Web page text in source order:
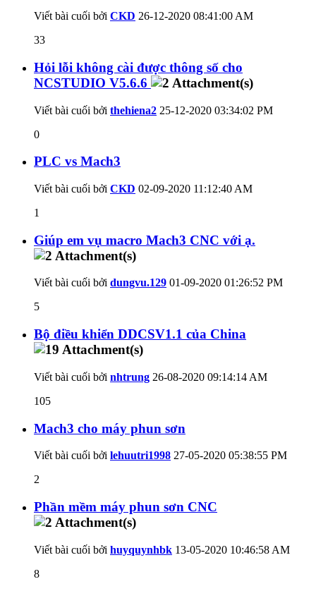
Viết bài cuối bởi CKD 26-12-2020 08:41:00 AM
33
Hỏi lỗi không cài được thông số cho
NCSTUDIO V5.6.6
Viết bài cuối bởi thehiena2 25-12-2020 03:34:02 PM
0
PLC vs Mach3
Viết bài cuối bởi CKD 02-09-2020 11:12:40 AM
1
Giúp em vụ macro Mach3 CNC với ạ.
Viết bài cuối bởi dungvu.129 01-09-2020 01:26:52 PM
5
Bộ điều khiển DDCSV1.1 của China
Viết bài cuối bởi nhtrung 26-08-2020 09:14:14 AM
105
Mach3 cho máy phun sơn
Viết bài cuối bởi lehuutri1998 27-05-2020 05:38:55 PM
2
Phần mềm máy phun sơn CNC
Viết bài cuối bởi huyquynhbk 13-05-2020 10:46:58 AM
8